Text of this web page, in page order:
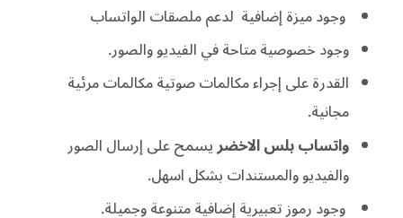
وجود ميزة إضافية لدعم ملصقات الواتساب
وجود خصوصية متاحة في الفيديو والصور.
القدرة على إجراء مكالمات صوتية مكالمات مرئية
مجانية.
واتساب بلس الاخضريسمحعلى إرسال الصور
والفيديو والمستندات بشكل اسهل.
وجود رموز تعبيرية إضافية متنوعة وجميلة.